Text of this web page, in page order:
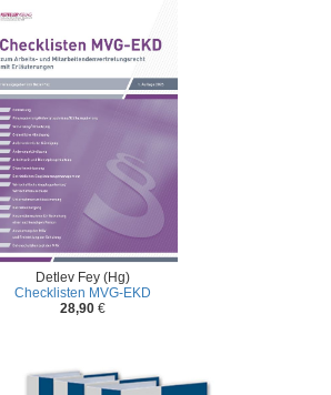
Detlev Fey (Hg)
Checklisten MVG-EKD
28,90€